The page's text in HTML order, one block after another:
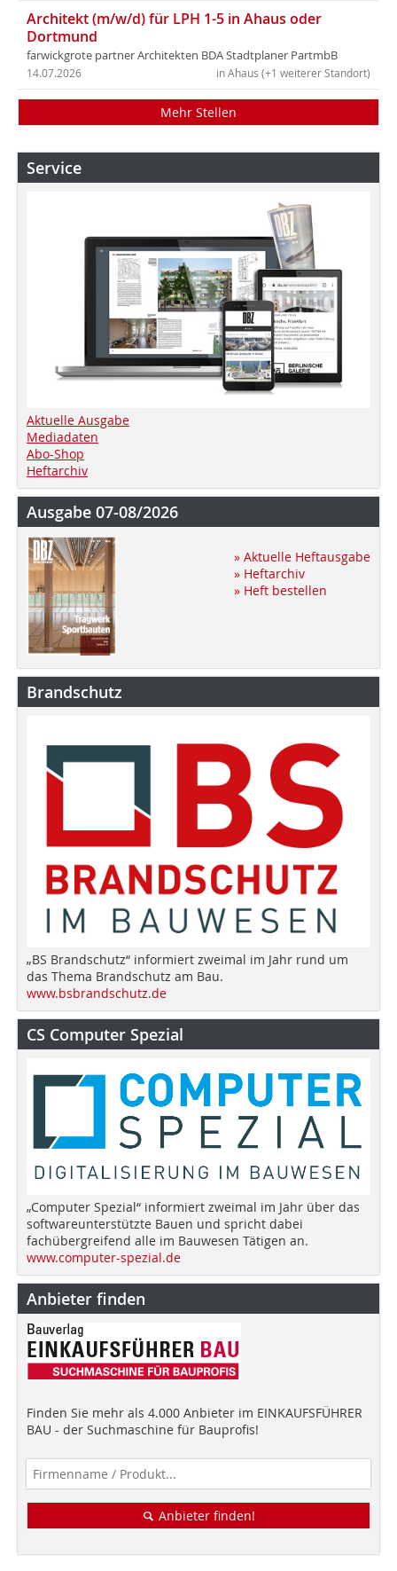
Architekt (m/w/d) für LPH 1-5 in Ahaus oder
Dortmund
farwickgrote partner Architekten BDA Stadtplaner PartmbB
in Ahaus (+1 weiterer Standort)
14.07.2026
Mehr Stellen
Service
Aktuelle Ausgabe
Mediadaten
Abo-Shop
Heftarchiv
Ausgabe 07-08/2026
» Aktuelle Heftausgabe
» Heftarchiv
» Heft bestellen
Brandschutz
„BS Brandschutz“ informiert zweimal im Jahr rund um
das Thema Brandschutz am Bau.
www.bsbrandschutz.de
CS Computer Spezial
„Computer Spezial“ informiert zweimal im Jahr über das
softwareunterstützte Bauen und spricht dabei
fachübergreifend alle im Bauwesen Tätigen an.
www.computer-spezial.de
Anbieter finden
Finden Sie mehr als 4.000 Anbieter im EINKAUFSFÜHRER
BAU - der Suchmaschine für Bauprofis!
Anbieter finden!